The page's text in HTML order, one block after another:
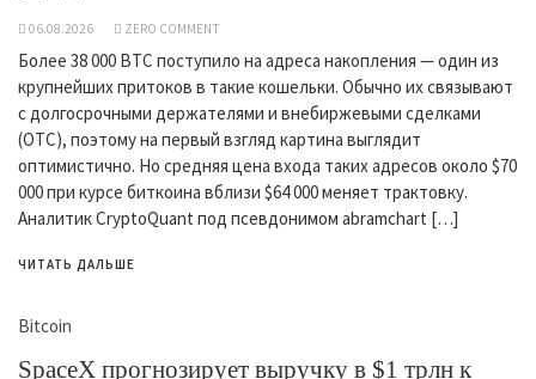
06.08.2026 ZERO COMMENT
Более 38 000 BTC поступило на адреса накопления — один из
крупнейших притоков в такие кошельки. Обычно их связывают
с долгосрочными держателями и внебиржевыми сделками
(OTC), поэтому на первый взгляд картина выглядит
оптимистично. Но средняя цена входа таких адресов около $70
000 при курсе биткоина вблизи $64 000 меняет трактовку.
Аналитик CryptoQuant под псевдонимом abramchart […]
ЧИТАТЬ ДАЛЬШЕ
Bitcoin
SpaceX прогнозирует выручку в $1 трлн к